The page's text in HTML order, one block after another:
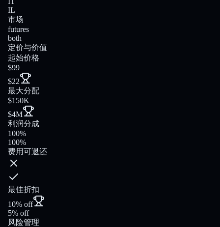
IL
市场
futures
both
定价与价值
起始价格
$99
$22
最大分配
$150K
$4M
利润分成
100%
100%
费用可退还
最佳折扣
10% off
5% off
风险管理